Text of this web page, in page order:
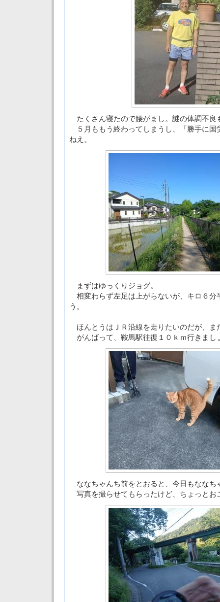
たくさん寝たので腰がまし。謎の体調不良
５月ももう終わってしまうし、「勝手に国
ねえ。
まずはゆっくりジョグ。
相変わらず左足は上がらないが、キロ６分
う。
ほんとうはＪＲ沿線を走りたいのだが、ま
がんばって、鞍馬駅往復１０ｋｍ行きまし
ななちゃんち前をとおると、今日もななち
写真を撮らせてもらったけど、ちょっとお